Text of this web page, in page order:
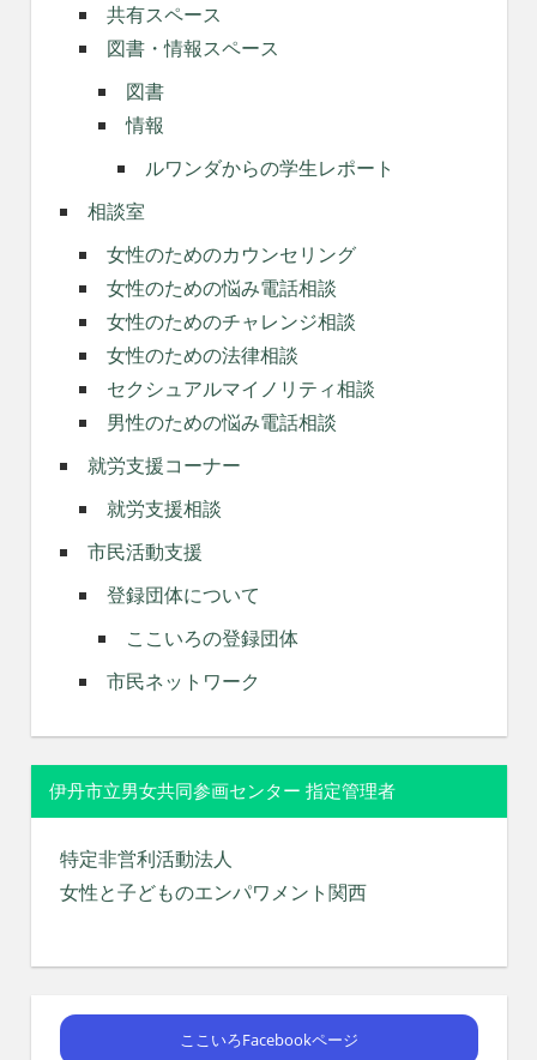
共有スペース
図書・情報スペース
図書
情報
ルワンダからの学生レポート
相談室
女性のためのカウンセリング
女性のための悩み電話相談
女性のためのチャレンジ相談
女性のための法律相談
セクシュアルマイノリティ相談
男性のための悩み電話相談
就労支援コーナー
就労支援相談
市民活動支援
登録団体について
ここいろの登録団体
市民ネットワーク
伊丹市立男女共同参画センター 指定管理者
特定非営利活動法人
女性と子どものエンパワメント関西
ここいろFacebookページ